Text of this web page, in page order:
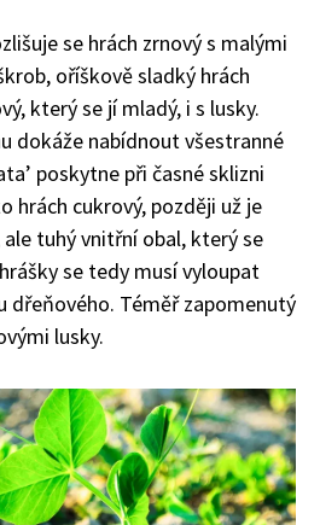
se hrách zrnový s malými
oříškově sladký hrách
který se jí mladý, i s lusky.
dokáže nabídnout všestranné
’ poskytne při časné sklizni
hrách cukrový, později už je
tuhý vnitřní obal, který se
se tedy musí vyloupat
dřeňového. Téměř zapomenutý
lusky.